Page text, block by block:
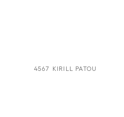
4567 KIRILL PATOU